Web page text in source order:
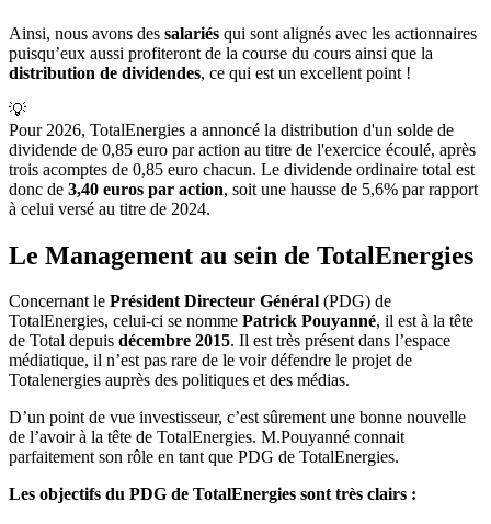
Ainsi, nous avons des salariés qui sont alignés avec les actionnaires
puisqu’eux aussi profiteront de la course du cours ainsi que la
distribution de dividendes, ce qui est un excellent point !
💡
Pour 2026, TotalEnergies a annoncé la distribution d'un solde de
dividende de 0,85 euro par action au titre de l'exercice écoulé, après
trois acomptes de 0,85 euro chacun. Le dividende ordinaire total est
donc de 3,40 euros par action, soit une hausse de 5,6% par rapport
à celui versé au titre de 2024.
Le Management au sein de TotalEnergies
Concernant le Président Directeur Général (PDG) de
TotalEnergies, celui-ci se nomme Patrick Pouyanné, il est à la tête
de Total depuis décembre 2015. Il est très présent dans l’espace
médiatique, il n’est pas rare de le voir défendre le projet de
Totalenergies auprès des politiques et des médias.
D’un point de vue investisseur, c’est sûrement une bonne nouvelle
de l’avoir à la tête de TotalEnergies. M.Pouyanné connait
parfaitement son rôle en tant que PDG de TotalEnergies.
Les objectifs du PDG de TotalEnergies sont très clairs :